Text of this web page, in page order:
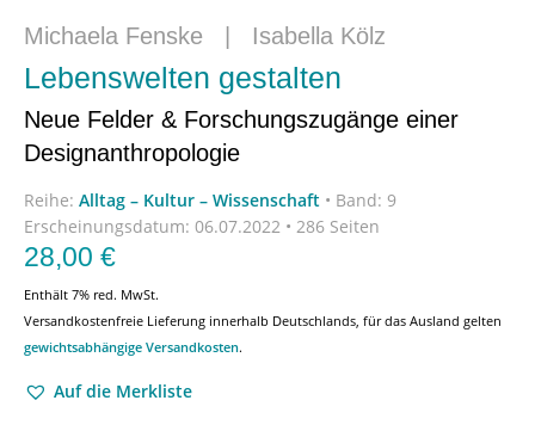
Michaela Fenske Isabella Kölz
Lebenswelten gestalten
Neue Felder & Forschungszugänge einer
Designanthropologie
Reihe: Alltag – Kultur – Wissenschaft • Band: 9
Erscheinungsdatum: 06.07.2022 • 286 Seiten
28,00 €
Enthält 7% red. MwSt.
Versandkostenfreie Lieferung innerhalb Deutschlands, für das Ausland gelten
gewichtsabhängige Versandkosten.
Auf die Merkliste